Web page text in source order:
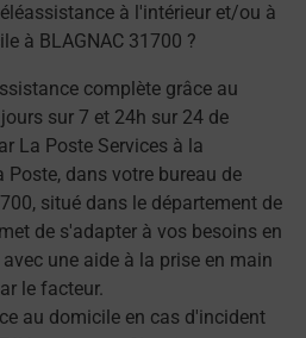
à l'intérieur et/ou à
à BLAGNAC 31700 ?
complète grâce au
sur 7 et 24h sur 24 de
La Poste Services à la
Poste, dans votre bureau de
situé dans le département de
de s'adapter à vos besoins en
une aide à la prise en main
le facteur.
au domicile en cas d'incident